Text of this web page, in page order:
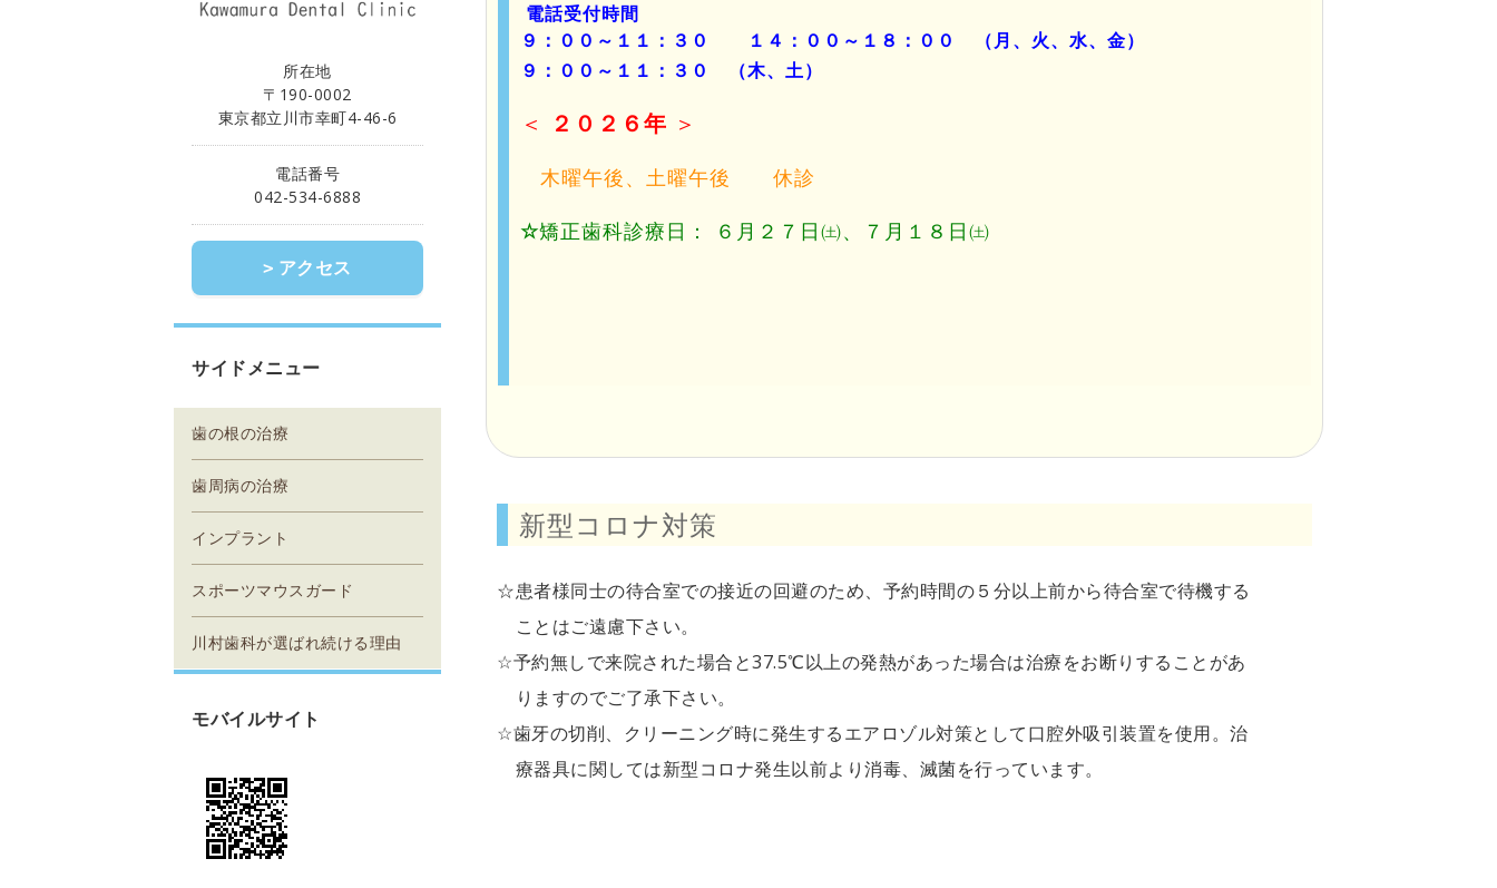
電話受付時間
９：００～１１：３０ １４：００～１８：００ （月、火、水、金）
９：００～１１：３０ （木、土）
＜ ２０２６年 ＞
木曜午後、土曜午後 休診
☆矯正歯科診療日： ６月２７日㈯、７月１８日㈯
新型コロナ対策
☆患者様同士の待合室での接近の回避のため、予約時間の５分以上前から待合室で待機する
ことはご遠慮下さい。
☆予約無しで来院された場合と37.5℃以上の発熱があった場合は治療をお断りすることがあ
りますのでご了承下さい。
☆歯牙の切削、クリーニング時に発生するエアロゾル対策として口腔外吸引装置を使用。治
療器具に関しては新型コロナ発生以前より消毒、滅菌を行っています。
所在地
〒190-0002
東京都立川市幸町4-46-6
電話番号
042-534-6888
アクセス
サイドメニュー
歯の根の治療
歯周病の治療
インプラント
スポーツマウスガード
川村歯科が選ばれ続ける理由
モバイルサイト